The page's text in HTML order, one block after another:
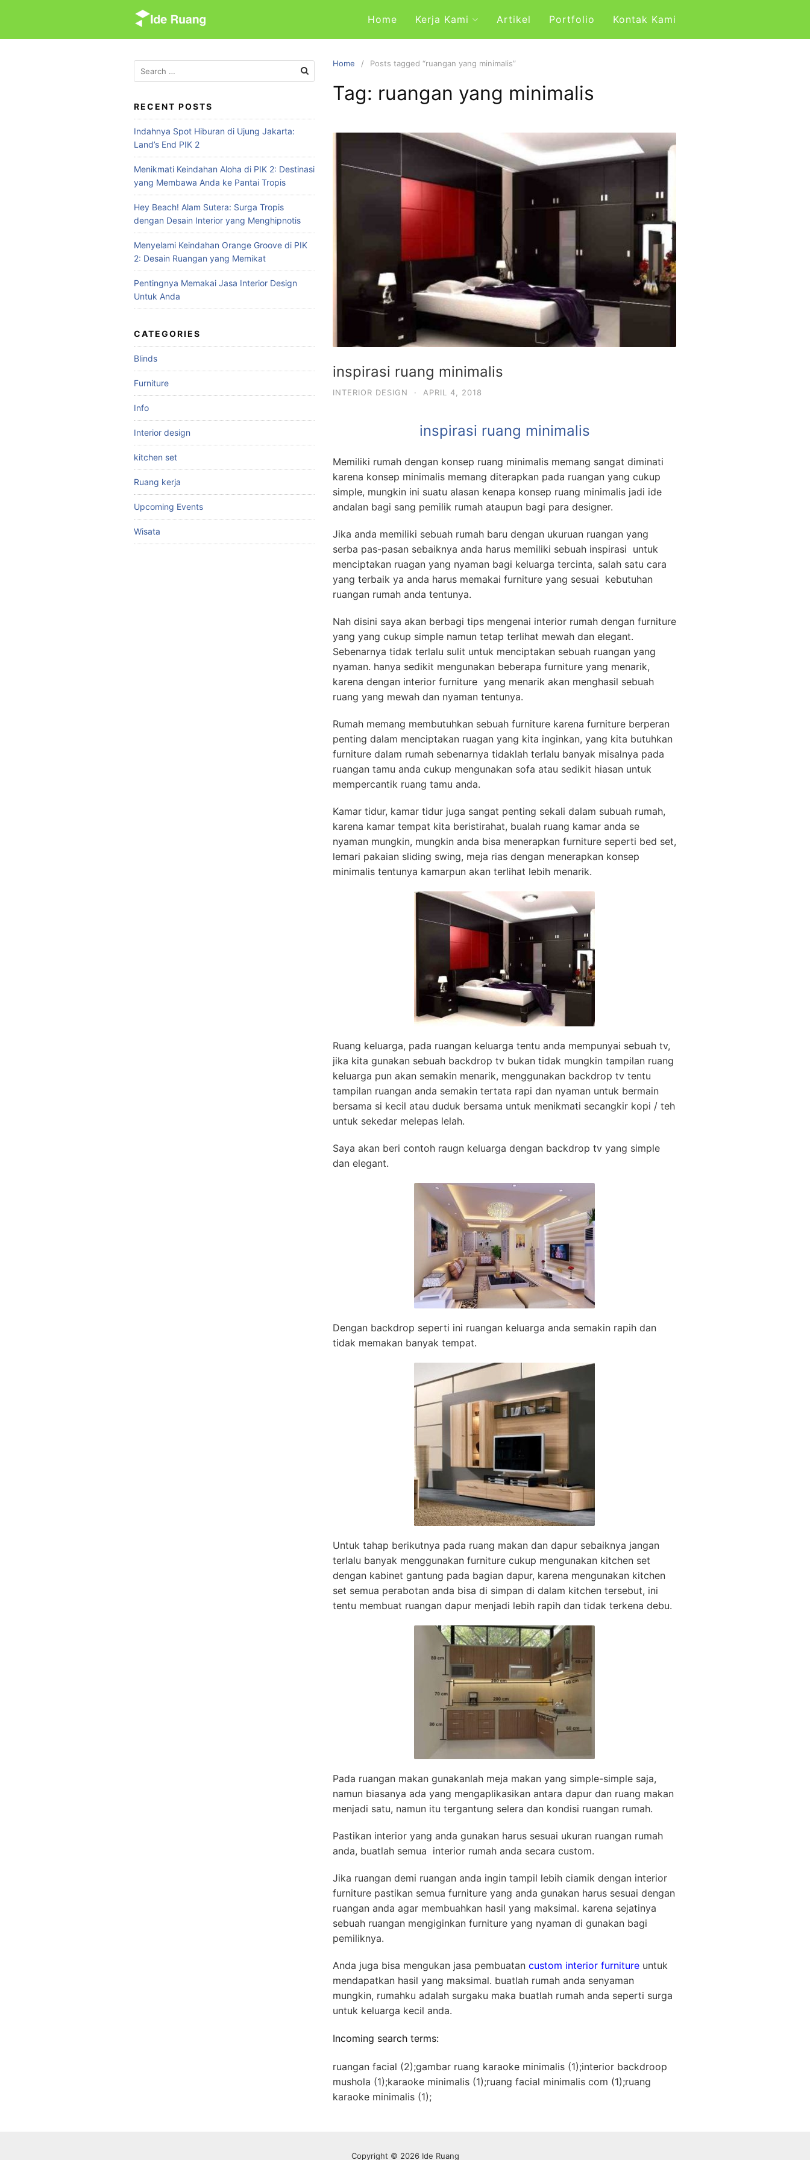
i
Home Kerja Kami Artikel Portfolio Kontak Kami
Home Posts tagged “ruangan yang minimalis”
Tag: ruangan yang minimalis
inspirasi ruang minimalis
INTERIOR DESIGN · APRIL 4, 2018
inspirasi ruang minimalis
Memiliki rumah dengan konsep ruang minimalis memang sangat diminati
karena konsep minimalis memang diterapkan pada ruangan yang cukup
simple, mungkin ini suatu alasan kenapa konsep ruang minimalis jadi ide
andalan bagi sang pemilik rumah ataupun bagi para designer.
Jika anda memiliki sebuah rumah baru dengan ukuruan ruangan yang
serba pas-pasan sebaiknya anda harus memiliki sebuah inspirasi untuk
menciptakan ruagan yang nyaman bagi keluarga tercinta, salah satu cara
yang terbaik ya anda harus memakai furniture yang sesuai kebutuhan
ruangan rumah anda tentunya.
Nah disini saya akan berbagi tips mengenai interior rumah dengan furniture
yang yang cukup simple namun tetap terlihat mewah dan elegant.
Sebenarnya tidak terlalu sulit untuk menciptakan sebuah ruangan yang
nyaman. hanya sedikit mengunakan beberapa furniture yang menarik,
karena dengan interior furniture yang menarik akan menghasil sebuah
ruang yang mewah dan nyaman tentunya.
Rumah memang membutuhkan sebuah furniture karena furniture berperan
penting dalam menciptakan ruagan yang kita inginkan, yang kita butuhkan
furniture dalam rumah sebenarnya tidaklah terlalu banyak misalnya pada
ruangan tamu anda cukup mengunakan sofa atau sedikit hiasan untuk
mempercantik ruang tamu anda.
Kamar tidur, kamar tidur juga sangat penting sekali dalam subuah rumah,
karena kamar tempat kita beristirahat, bualah ruang kamar anda se
nyaman mungkin, mungkin anda bisa menerapkan furniture seperti bed set,
lemari pakaian sliding swing, meja rias dengan menerapkan konsep
minimalis tentunya kamarpun akan terlihat lebih menarik.
Ruang keluarga, pada ruangan keluarga tentu anda mempunyai sebuah tv,
jika kita gunakan sebuah backdrop tv bukan tidak mungkin tampilan ruang
keluarga pun akan semakin menarik, menggunakan backdrop tv tentu
tampilan ruangan anda semakin tertata rapi dan nyaman untuk bermain
bersama si kecil atau duduk bersama untuk menikmati secangkir kopi / teh
untuk sekedar melepas lelah.
Saya akan beri contoh raugn keluarga dengan backdrop tv yang simple
dan elegant.
Dengan backdrop seperti ini ruangan keluarga anda semakin rapih dan
tidak memakan banyak tempat.
Untuk tahap berikutnya pada ruang makan dan dapur sebaiknya jangan
terlalu banyak menggunakan furniture cukup mengunakan kitchen set
dengan kabinet gantung pada bagian dapur, karena mengunakan kitchen
set semua perabotan anda bisa di simpan di dalam kitchen tersebut, ini
tentu membuat ruangan dapur menjadi lebih rapih dan tidak terkena debu.
Pada ruangan makan gunakanlah meja makan yang simple-simple saja,
namun biasanya ada yang mengaplikasikan antara dapur dan ruang makan
menjadi satu, namun itu tergantung selera dan kondisi ruangan rumah.
Pastikan interior yang anda gunakan harus sesuai ukuran ruangan rumah
anda, buatlah semua interior rumah anda secara custom.
Jika ruangan demi ruangan anda ingin tampil lebih ciamik dengan interior
furniture pastikan semua furniture yang anda gunakan harus sesuai dengan
ruangan anda agar membuahkan hasil yang maksimal. karena sejatinya
sebuah ruangan mengiginkan furniture yang nyaman di gunakan bagi
pemiliknya.
Anda juga bisa mengukan jasa pembuatan custom interior furniture untuk
mendapatkan hasil yang maksimal. buatlah rumah anda senyaman
mungkin, rumahku adalah surgaku maka buatlah rumah anda seperti surga
untuk keluarga kecil anda.
Incoming search terms:
ruangan facial (2);gambar ruang karaoke minimalis (1);interior backdroop
mushola (1);karaoke minimalis (1);ruang facial minimalis com (1);ruang
karaoke minimalis (1);
e
r
c
h
f
o
r
:
RECENT POSTS
Indahnya Spot Hiburan di Ujung Jakarta:
Land’s End PIK 2
Menikmati Keindahan Aloha di PIK 2: Destinasi
yang Membawa Anda ke Pantai Tropis
Hey Beach! Alam Sutera: Surga Tropis
dengan Desain Interior yang Menghipnotis
Menyelami Keindahan Orange Groove di PIK
2: Desain Ruangan yang Memikat
Pentingnya Memakai Jasa Interior Design
Untuk Anda
CATEGORIES
Blinds
Furniture
Info
Interior design
kitchen set
Ruang kerja
Upcoming Events
Wisata
Copyright © 2026 Ide Ruang